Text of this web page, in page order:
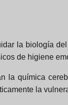
la biología
de higiene
la química
la